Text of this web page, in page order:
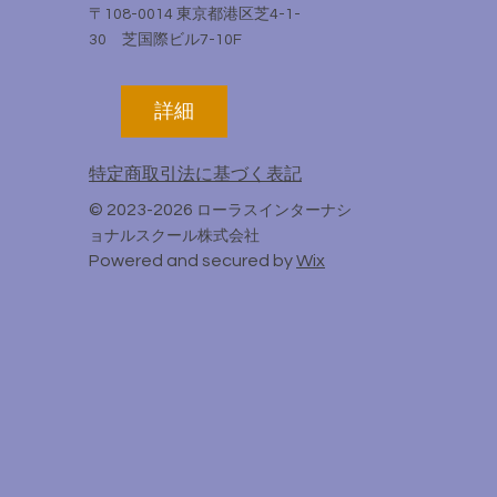
〒108-0014 東京都港区芝4-1-
30 芝国際ビル7-10F
詳細
特定商取引法に基づく表記
© 2023-2026 ローラスインターナシ
ョナルスクール株式会社
Powered and secured byWix